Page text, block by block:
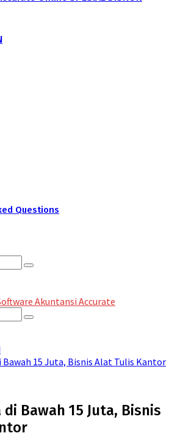
Questions
Search
Search
Bawah 15 Juta, Bisnis Alat Tulis Kantor
Bawah 15 Juta, Bisnis